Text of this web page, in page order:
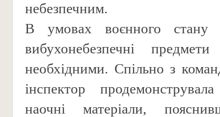
небезпечним.
В умовах воєнного стану
вибухонебезпечні
необхідними. Спільно з
інспектор
наочні матеріали,